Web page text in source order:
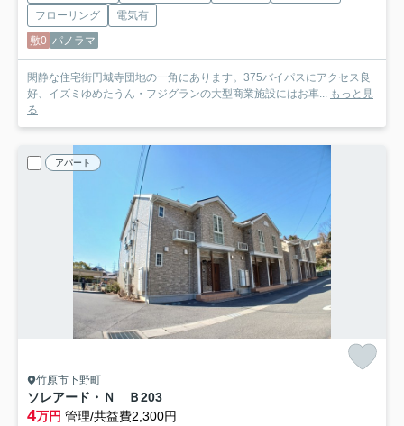
フローリング
電気有
敷0 パノラマ
閑静な住宅街円城寺団地の一角にあります。375バイパスにアクセス良
好、イズミゆめたうん・フジグランの大型商業施設にはお車...
もっと見
る
アパート
竹原市下野町
ソレアード・Ｎ Ｂ203
4万円 管理/共益費2,300円